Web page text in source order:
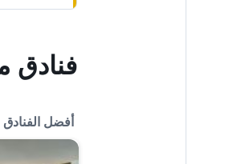
فنادق
أفضل الفنادق